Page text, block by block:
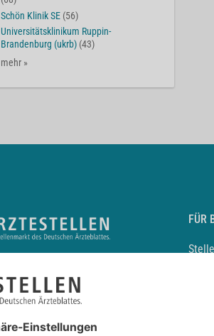
Schön Klinik SE (56)
Universitätsklinikum Ruppin-
Brandenburg (ukrb) (43)
mehr »
FÜR